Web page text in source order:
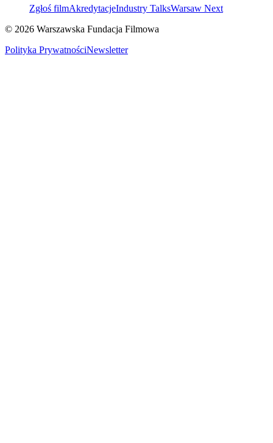
Zgłoś filmAkredytacjeIndustry TalksWarsaw Next
© 2026 Warszawska Fundacja Filmowa
Polityka PrywatnościNewsletter